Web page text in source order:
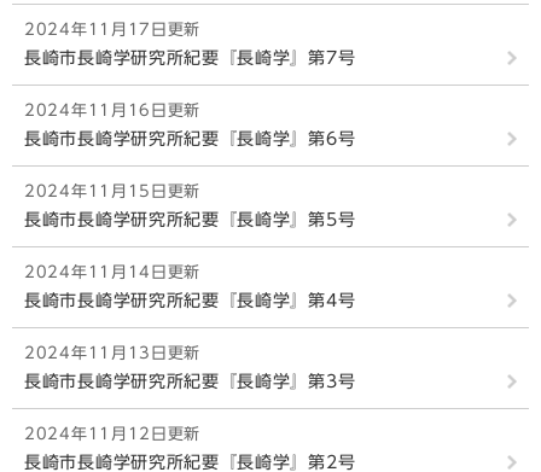
2024年11月17日更新
長崎市長崎学研究所紀要『長崎学』第7号
2024年11月16日更新
長崎市長崎学研究所紀要『長崎学』第6号
2024年11月15日更新
長崎市長崎学研究所紀要『長崎学』第5号
2024年11月14日更新
長崎市長崎学研究所紀要『長崎学』第4号
2024年11月13日更新
長崎市長崎学研究所紀要『長崎学』第3号
2024年11月12日更新
長崎市長崎学研究所紀要『長崎学』第2号